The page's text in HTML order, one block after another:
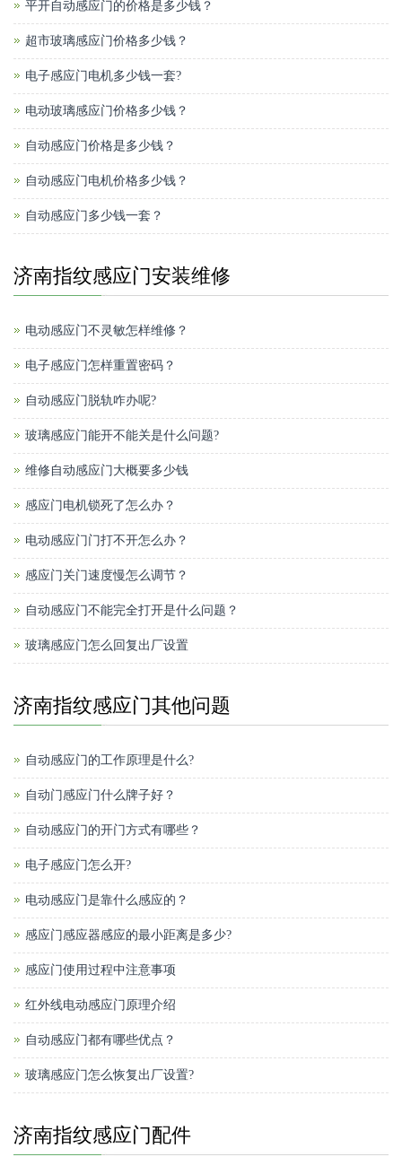
平开自动感应门的价格是多少钱？
超市玻璃感应门价格多少钱？
电子感应门电机多少钱一套?
电动玻璃感应门价格多少钱？
自动感应门价格是多少钱？
自动感应门电机价格多少钱？
自动感应门多少钱一套？
济南指纹感应门安装维修
电动感应门不灵敏怎样维修？
电子感应门怎样重置密码？
自动感应门脱轨咋办呢?
玻璃感应门能开不能关是什么问题?
维修自动感应门大概要多少钱
感应门电机锁死了怎么办？
电动感应门门打不开怎么办？
感应门关门速度慢怎么调节？
自动感应门不能完全打开是什么问题？
玻璃感应门怎么回复出厂设置
济南指纹感应门其他问题
自动感应门的工作原理是什么?
自动门感应门什么牌子好？
自动感应门的开门方式有哪些？
电子感应门怎么开?
电动感应门是靠什么感应的？
感应门感应器感应的最小距离是多少?
感应门使用过程中注意事项
红外线电动感应门原理介绍
自动感应门都有哪些优点？
玻璃感应门怎么恢复出厂设置?
济南指纹感应门配件